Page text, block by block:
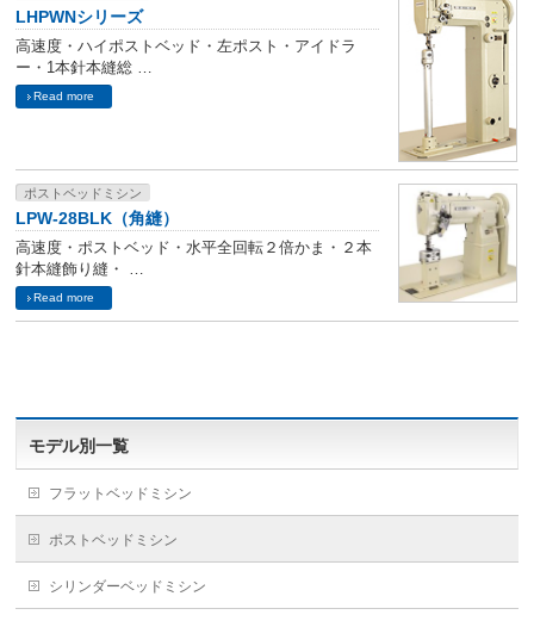
LHPWNシリーズ
高速度・ハイポストベッド・左ポスト・アイドラ
ー・1本針本縫総 …
Read more
ポストベッドミシン
LPW-28BLK（角縫）
高速度・ポストベッド・水平全回転２倍かま・２本
針本縫飾り縫・ …
Read more
モデル別一覧
フラットベッドミシン
ポストベッドミシン
シリンダーベッドミシン